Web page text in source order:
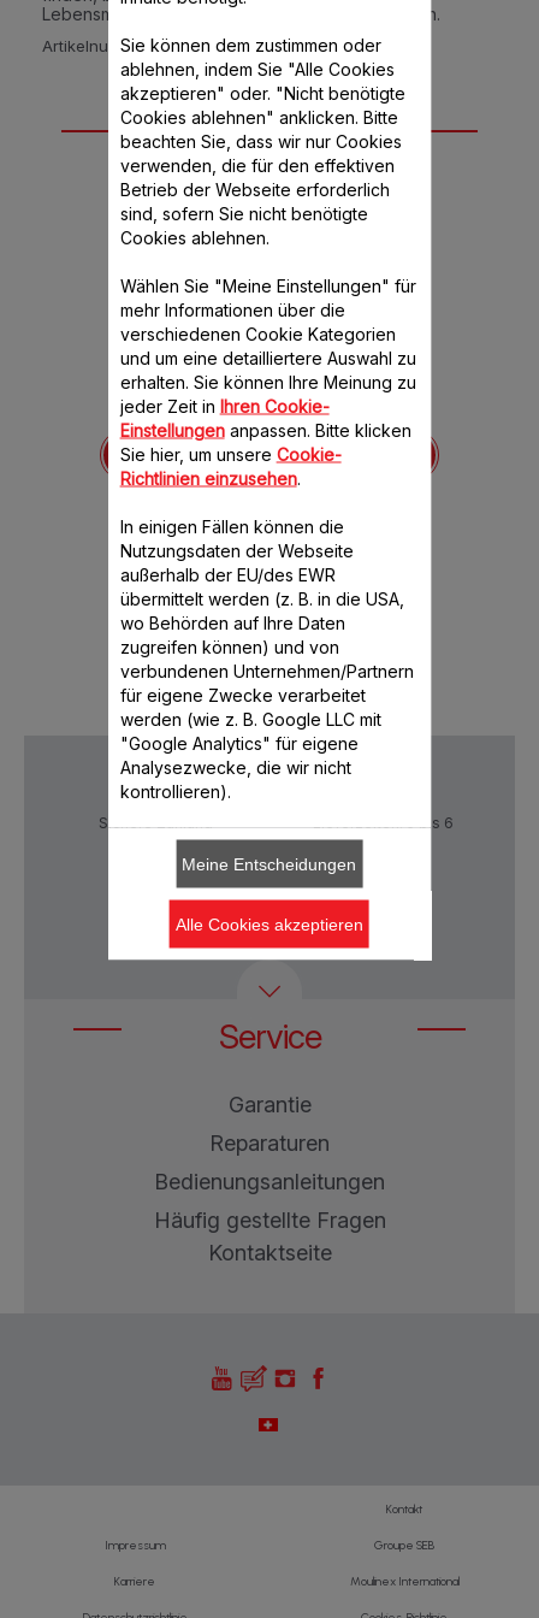
Lebensmittel aus Ihrem Vorrat verwenden können.
Artikelnummer :CE9028CH2
10 Zubehör-Teil(e)
für dieses Produkt
Set mit 8 Gläsern,
Zubehör für
multifunktionales
Küchengerät Cookeo,
einfache Handhabung
XA6140E1
8 Portionen sofort mit
Cookeo!
Verfügbare Menge.
CHF 60.00
In den Warenkorb legen
Sichere Zahlung
Lieferzeiten: 5 bis 6
Verktage
Datenschutz
Service
Garantie
Reparaturen
Bedienungsanleitungen
Häufig gestellte Fragen
Kontaktseite
Kontakt
Impressum Groupe SEB
Karriere Moulinex International
Sie können dem zustimmen oder
ablehnen, indem Sie "Alle Cookies
akzeptieren" oder. "Nicht benötigte
Cookies ablehnen" anklicken. Bitte
beachten Sie, dass wir nur Cookies
verwenden, die für den effektiven
Betrieb der Webseite erforderlich
sind, sofern Sie nicht benötigte
Cookies ablehnen.
Wählen Sie "Meine Einstellungen" für
mehr Informationen über die
verschiedenen Cookie Kategorien
und um eine detailliertere Auswahl zu
erhalten. Sie können Ihre Meinung zu
jeder Zeit in Ihren Cookie-
Einstellungenanpassen. Bitte klicken
Sie hier, um unsere Cookie-
Richtlinien einzusehen.
In einigen Fällen können die
Nutzungsdaten der Webseite
außerhalb der EU/des EWR
übermittelt werden (z. B. in die USA,
wo Behörden auf Ihre Daten
zugreifen können) und von
verbundenen Unternehmen/Partnern
für eigene Zwecke verarbeitet
werden (wie z. B. Google LLC mit
"Google Analytics" für eigene
Analysezwecke, die wir nicht
kontrollieren).
Meine Entscheidungen
Alle Cookies akzeptieren